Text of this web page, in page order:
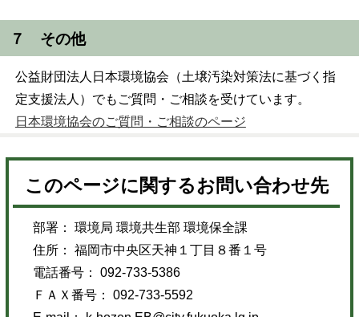
７ その他
公益財団法人日本環境協会（土壌汚染対策法に基づく指
定支援法人）でもご質問・ご相談を受けています。
日本環境協会のご質問・ご相談のページ
このページに関するお問い合わせ先
部署： 環境局 環境共生部 環境保全課
住所： 福岡市中央区天神１丁目８番１号
電話番号： 092-733-5386
ＦＡＸ番号： 092-733-5592